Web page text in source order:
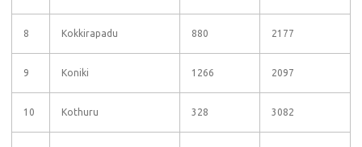
8 Kokkirapadu 880 2177
9 Koniki 1266 2097
10 Kothuru 328 3082